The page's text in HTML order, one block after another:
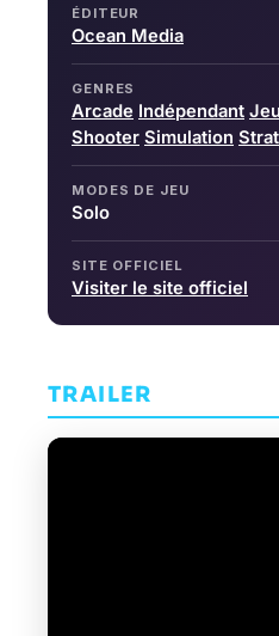
ÉDITEUR
Ocean Media
GENRES
Arcade Indépendant
Shooter Simulation
MODES DE JEU
Solo
SITE OFFICIEL
Visiter le site officiel
TRAILER